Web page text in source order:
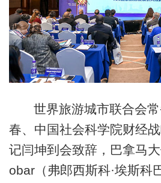
世界旅游城市联合会
春、中国社会科学院财经
记闫坤到会致辞，巴拿马
obar（弗郎西斯科·埃斯科